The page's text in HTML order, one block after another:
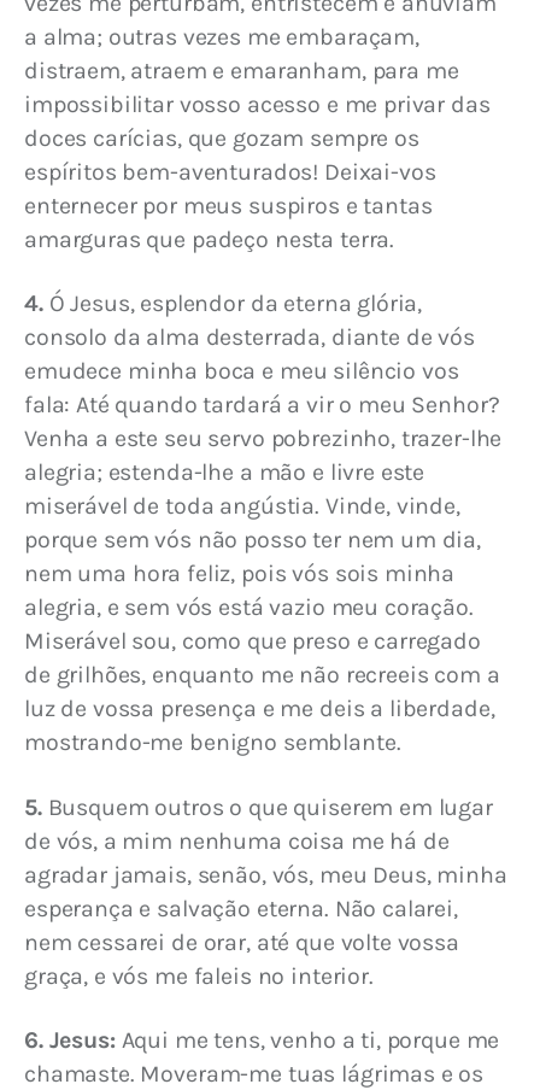
a alma; outras vezes me embaraçam,
distraem, atraem e emaranham, para me
impossibilitar vosso acesso e me privar das
doces carícias, que gozam sempre os
espíritos bem-aventurados! Deixai-vos
enternecer por meus suspiros e tantas
amarguras que padeço nesta terra.
4. Ó Jesus, esplendor da eterna glória,
consolo da alma desterrada, diante de vós
emudece minha boca e meu silêncio vos
fala: Até quando tardará a vir o meu Senhor?
Venha a este seu servo pobrezinho, trazer-lhe
alegria; estenda-lhe a mão e livre este
miserável de toda angústia. Vinde, vinde,
porque sem vós não posso ter nem um dia,
nem uma hora feliz, pois vós sois minha
alegria, e sem vós está vazio meu coração.
Miserável sou, como que preso e carregado
de grilhões, enquanto me não recreeis com a
luz de vossa presença e me deis a liberdade,
mostrando-me benigno semblante.
5. Busquem outros o que quiserem em lugar
de vós, a mim nenhuma coisa me há de
agradar jamais, senão, vós, meu Deus, minha
esperança e salvação eterna. Não calarei,
nem cessarei de orar, até que volte vossa
graça, e vós me faleis no interior.
6. Jesus: Aqui me tens, venho a ti, porque me
chamaste. Moveram-me tuas lágrimas e os